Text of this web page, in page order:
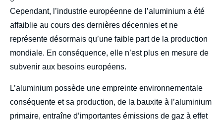
Cependant, l’industrie européenne de l’aluminium a été
affaiblie au cours des dernières décennies et ne
représente désormais qu’une faible part de la production
mondiale. En conséquence, elle n’est plus en mesure de
subvenir aux besoins européens.
L’aluminium possède une empreinte environnementale
conséquente et sa production, de la bauxite à l’aluminium
primaire, entraîne d’importantes émissions de gaz à effet